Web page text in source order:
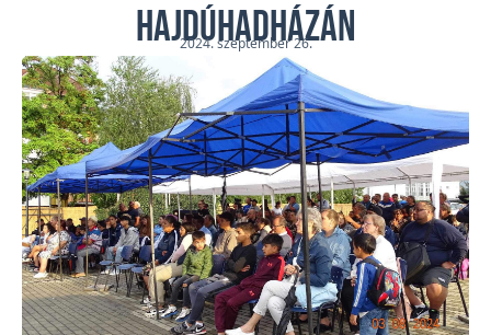
Hajdúhadházán
2024. szeptember 26.